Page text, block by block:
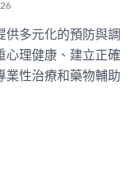
供多元化的預防與調
心理健康、建立正確
業性治療和藥物輔助